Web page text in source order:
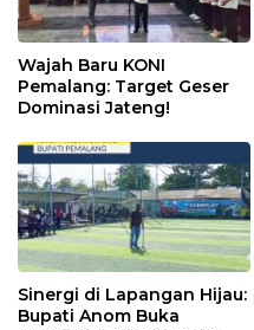
Wajah Baru KONI
Pemalang: Target Geser
Dominasi Jateng!
Sinergi di Lapangan Hijau:
Bupati Anom Buka